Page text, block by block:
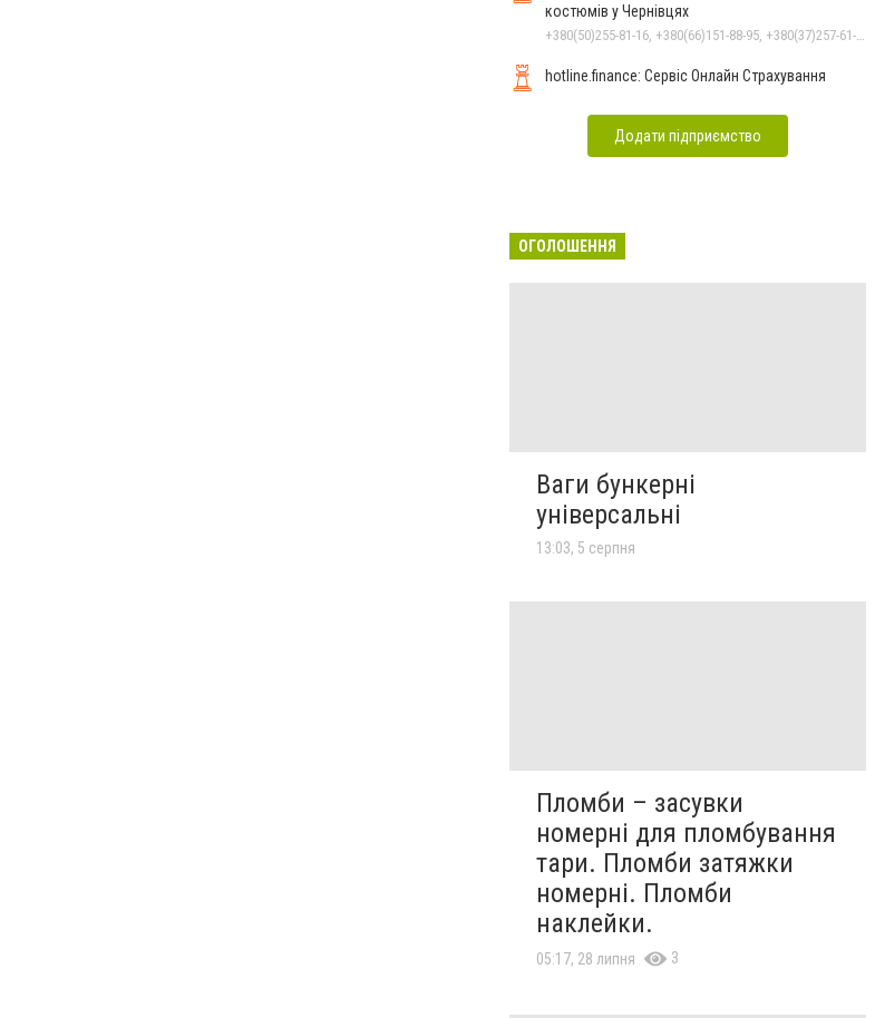
костюмів у Чернівцях
hotline.finance: Сервіс Онлайн Страхування
Додати підприємство
ОГОЛОШЕННЯ
Ваги бункерні
універсальні
13:03, 5 серпня
Пломби – засувки
номерні для пломбування
тари. Пломби затяжки
номерні. Пломби
наклейки.
05:17, 28 липня 3